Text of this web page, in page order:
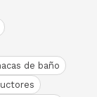
de baño